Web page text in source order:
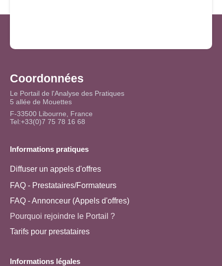
Coordonnées
Le Portail de l'Analyse des Pratiques
5 allée de Mouettes
F-33500 Libourne, France
Tel:+33(0)7 75 78 16 68
Informations pratiques
Diffuser un appels d'offres
FAQ - Prestataires/Formateurs
FAQ - Annonceur (Appels d'offres)
Pourquoi rejoindre le Portail ?
Tarifs pour prestataires
Informations légales